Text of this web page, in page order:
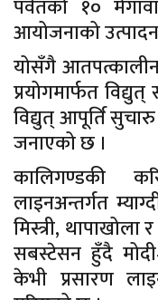
पर्वतको १०
आयोजनाको
योसँगै
प्रयोगमार्फत
विद्युत् आपूर्ति
जनाएको छ ।
कालिगण्डकी
लाइनअन्तर्गत
मिस्त्री,
सबस्टेसन हुँदै
केभी प्रसारण